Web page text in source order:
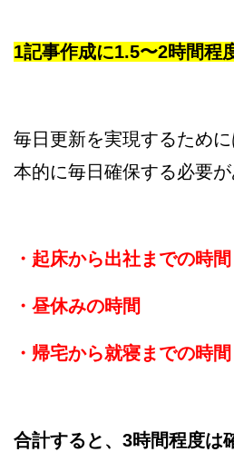
1記事作成に1.5〜2時間程
毎日更新を実現するため
本的に毎日確保する必要が
・起床から出社までの時間
・昼休みの時間
・帰宅から就寝までの時間
合計すると、3時間程度は